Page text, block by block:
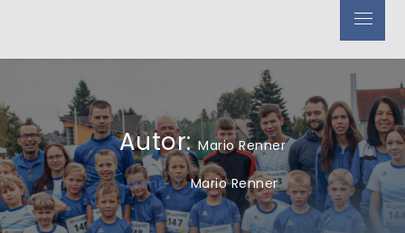
Menu
Autor:Mario Renner
Home Mario Renner